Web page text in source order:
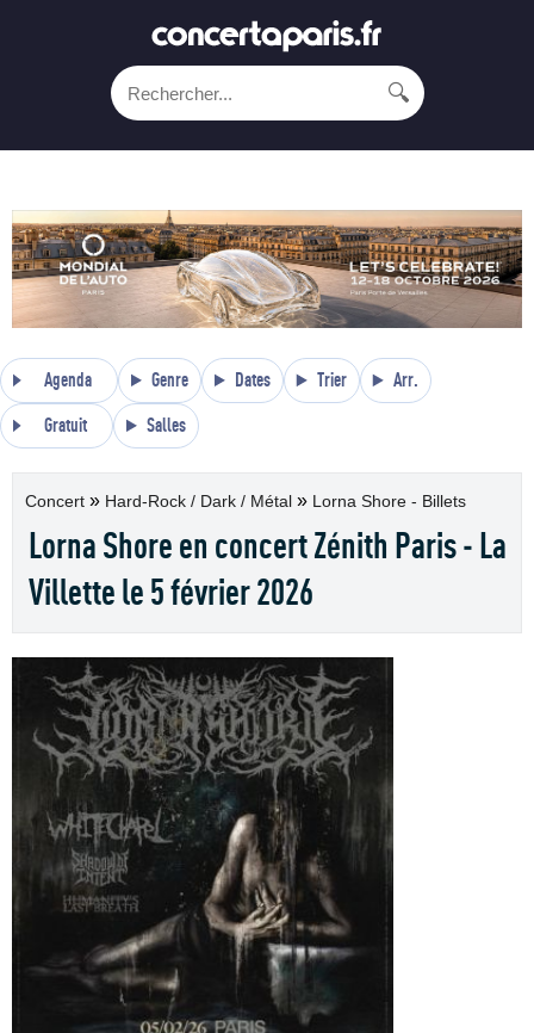
🔍
Agenda Genre Dates Trier Arr.
Gratuit Salles
Concert » Hard-Rock / Dark / Métal » Lorna Shore - Billets
Lorna Shore en concert Zénith Paris - La
Villette le 5 février 2026